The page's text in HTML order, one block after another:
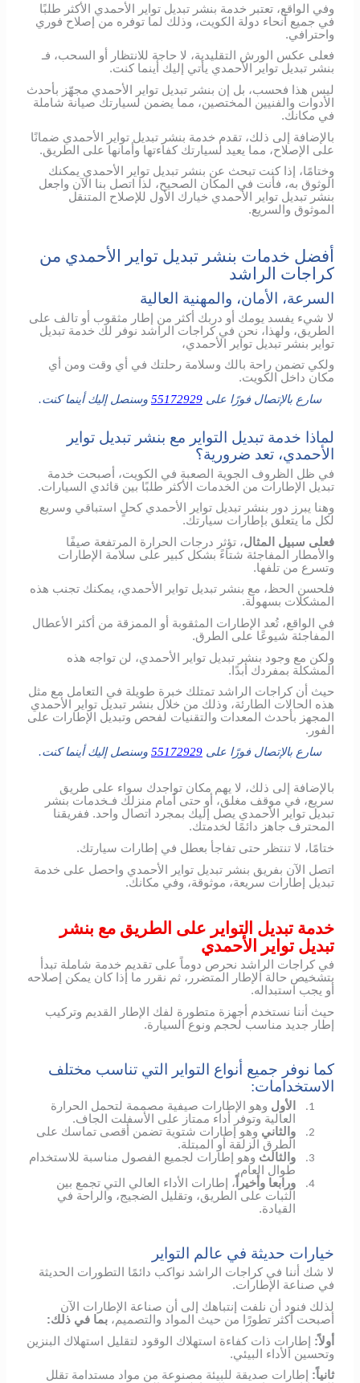
وفي الواقع، تعتبر خدمة بنشر تبديل تواير الأحمدي الأكثر طلبًا
في جميع أنحاء دولة الكويت، وذلك لما توفره من إصلاح فوري
واحترافي.
فعلى عكس الورش التقليدية، لا حاجة للانتظار أو السحب، فـ
بنشر تبديل تواير الأحمدي يأتي إليك أينما كنت.
ليس هذا فحسب، بل إن بنشر تبديل تواير الأحمدي مجهّز بأحدث
الأدوات والفنيين المختصين، مما يضمن لسيارتك صيانة شاملة
في مكانك.
بالإضافة إلى ذلك، تقدم خدمة بنشر تبديل تواير الأحمدي ضمانًا
على الإصلاح، مما يعيد لسيارتك كفاءتها وأمانها على الطريق.
وختامًا، إذا كنت تبحث عن بنشر تبديل تواير الأحمدي يمكنك
الوثوق به، فأنت في المكان الصحيح، لذا اتصل بنا الآن واجعل
بنشر تبديل تواير الأحمدي خيارك الأول للإصلاح المتنقل
الموثوق والسريع.
أفضل خدمات بنشر تبديل تواير الأحمدي من
كراجات الراشد
السرعة، الأمان، والمهنية العالية
لا شيء يفسد يومك أو دربك أكثر من إطار مثقوب أو تالف على
الطريق، ولهذا، نحن في كراجات الراشد نوفر لك خدمة تبديل
تواير بنشر تبديل تواير الأحمدي،
ولكي تضمن راحة بالك وسلامة رحلتك في أي وقت ومن أي
مكان داخل الكويت.
سارع بالإتصال فورًا على 55172929 وسنصل إليك أينما كنت.
لماذا خدمة تبديل التواير مع بنشر تبديل تواير
الأحمدي، تعد ضرورية؟
في ظل الظروف الجوية الصعبة في الكويت، أصبحت خدمة
تبديل الإطارات من الخدمات الأكثر طلبًا بين قائدي السيارات.
وهنا يبرز دور بنشر تبديل تواير الأحمدي كحلٍ استباقي وسريع
لكل ما يتعلق بإطارات سيارتك.
فعلى سبيل المثال، تؤثر درجات الحرارة المرتفعة صيفًا
والأمطار المفاجئة شتاءً بشكل كبير على سلامة الإطارات
وتسرع من تلفها.
فلحسن الحظ، مع بنشر تبديل تواير الأحمدي، يمكنك تجنب هذه
المشكلات بسهولة.
في الواقع، تُعد الإطارات المثقوبة أو الممزقة من أكثر الأعطال
المفاجئة شيوعًا على الطرق.
ولكن مع وجود بنشر تبديل تواير الأحمدي، لن تواجه هذه
المشكلة بمفردك أبدًا.
حيث أن كراجات الراشد تمتلك خبرة طويلة في التعامل مع مثل
هذه الحالات الطارئة، وذلك من خلال بنشر تبديل تواير الأحمدي
المجهز بأحدث المعدات والتقنيات لفحص وتبديل الإطارات على
الفور.
سارع بالإتصال فورًا على 55172929 وسنصل إليك أينما كنت.
بالإضافة إلى ذلك، لا يهم مكان تواجدك سواء على طريق
سريع، في موقف مغلق، أو حتى أمام منزلك فـخدمات بنشر
تبديل تواير الأحمدي يصل إليك بمجرد اتصال واحد. ففريقنا
المحترف جاهز دائمًا لخدمتك.
ختامًا، لا تنتظر حتى تفاجأ بعطل في إطارات سيارتك.
اتصل الآن بفريق بنشر تبديل تواير الأحمدي واحصل على خدمة
تبديل إطارات سريعة، موثوقة، وفي مكانك.
خدمة تبديل التواير على الطريق مع بنشر
تبديل تواير الأحمدي
في كراجات الراشد نحرص دوماً على تقديم خدمة شاملة تبدأ
بتشخيص حالة الإطار المتضرر، ثم نقرر ما إذا كان يمكن إصلاحه
أو يجب استبداله.
حيث أننا نستخدم أجهزة متطورة لفك الإطار القديم وتركيب
إطار جديد مناسب لحجم ونوع السيارة.
كما نوفر جميع أنواع التواير التي تناسب مختلف
الاستخدامات:
1. الأول وهو الإطارات صيفية مصممة لتحمل الحرارة
العالية وتوفر أداء ممتاز على الأسفلت الجاف.
2. والثاني وهو إطارات شتوية تضمن أقصى تماسك على
الطرق الزلقة أو المبتلة.
3. والثالث وهو إطارات لجميع الفصول مناسبة للاستخدام
طوال العام.
4. ورابعا وأخيراً ، إطارات الأداء العالي التي تجمع بين
الثبات على الطريق، وتقليل الضجيج، والراحة في
القيادة.
خيارات حديثة في عالم التواير
لا شك أننا في كراجات الراشد نواكب دائمًا التطورات الحديثة
في صناعة الإطارات.
لذلك فنود أن نلفت إنتباهك إلى أن صناعة الإطارات الآن
أصبحت أكثر تطورًا من حيث المواد والتصميم،بما في ذلك:
أولاً: إطارات ذات كفاءة استهلاك الوقود لتقليل استهلاك البنزين
وتحسين الأداء البيئي.
ثانياً: إطارات صديقة للبيئة مصنوعة من مواد مستدامة تقلل